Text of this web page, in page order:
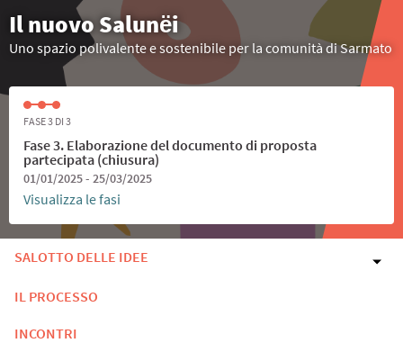
Il nuovo Salunёi
Uno spazio polivalente e sostenibile per la comunità di Sarmato
FASE 3 DI 3
Fase 3. Elaborazione del documento di proposta
partecipata (chiusura)
01/01/2025 - 25/03/2025
Visualizza le fasi
SALOTTO DELLE IDEE
IL PROCESSO
INCONTRI